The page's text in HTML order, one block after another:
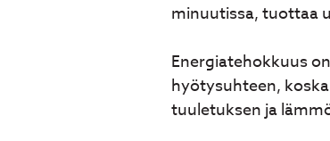
minuutissa, tuottaa
Energiatehokkuus
hyötysuhteen,
tuuletuksen ja